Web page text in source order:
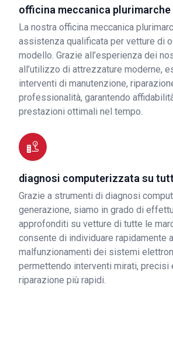
officina meccanica plurimarche
La nostra officina meccanica
assistenza qualificata per vetture di
modello. Grazie all’esperienza dei
all’utilizzo di attrezzature moderne,
interventi di manutenzione,
professionalità, garantendo
prestazioni ottimali nel tempo.
diagnosi computerizzata su
Grazie a strumenti di diagnosi
generazione, siamo in grado di
approfonditi su vetture di tutte le
consente di individuare rapidamente
malfunzionamenti dei sistemi
permettendo interventi mirati, precisi
riparazione più rapidi.